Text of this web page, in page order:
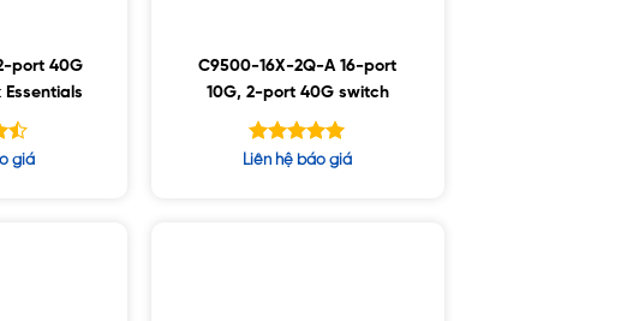
port 40G
giá
C9500-16X-2Q-A 16-port
10G, 2-port 40G switch
Được xếp
Liên hệ báo giá